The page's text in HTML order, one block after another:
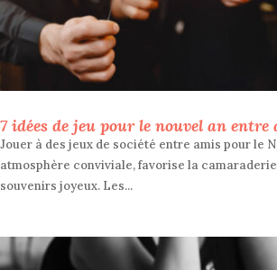
7 idées de jeu pour le nouvel an entre
Jouer à des jeux de société entre amis pour le
atmosphère conviviale, favorise la
souvenirs joyeux. Les...